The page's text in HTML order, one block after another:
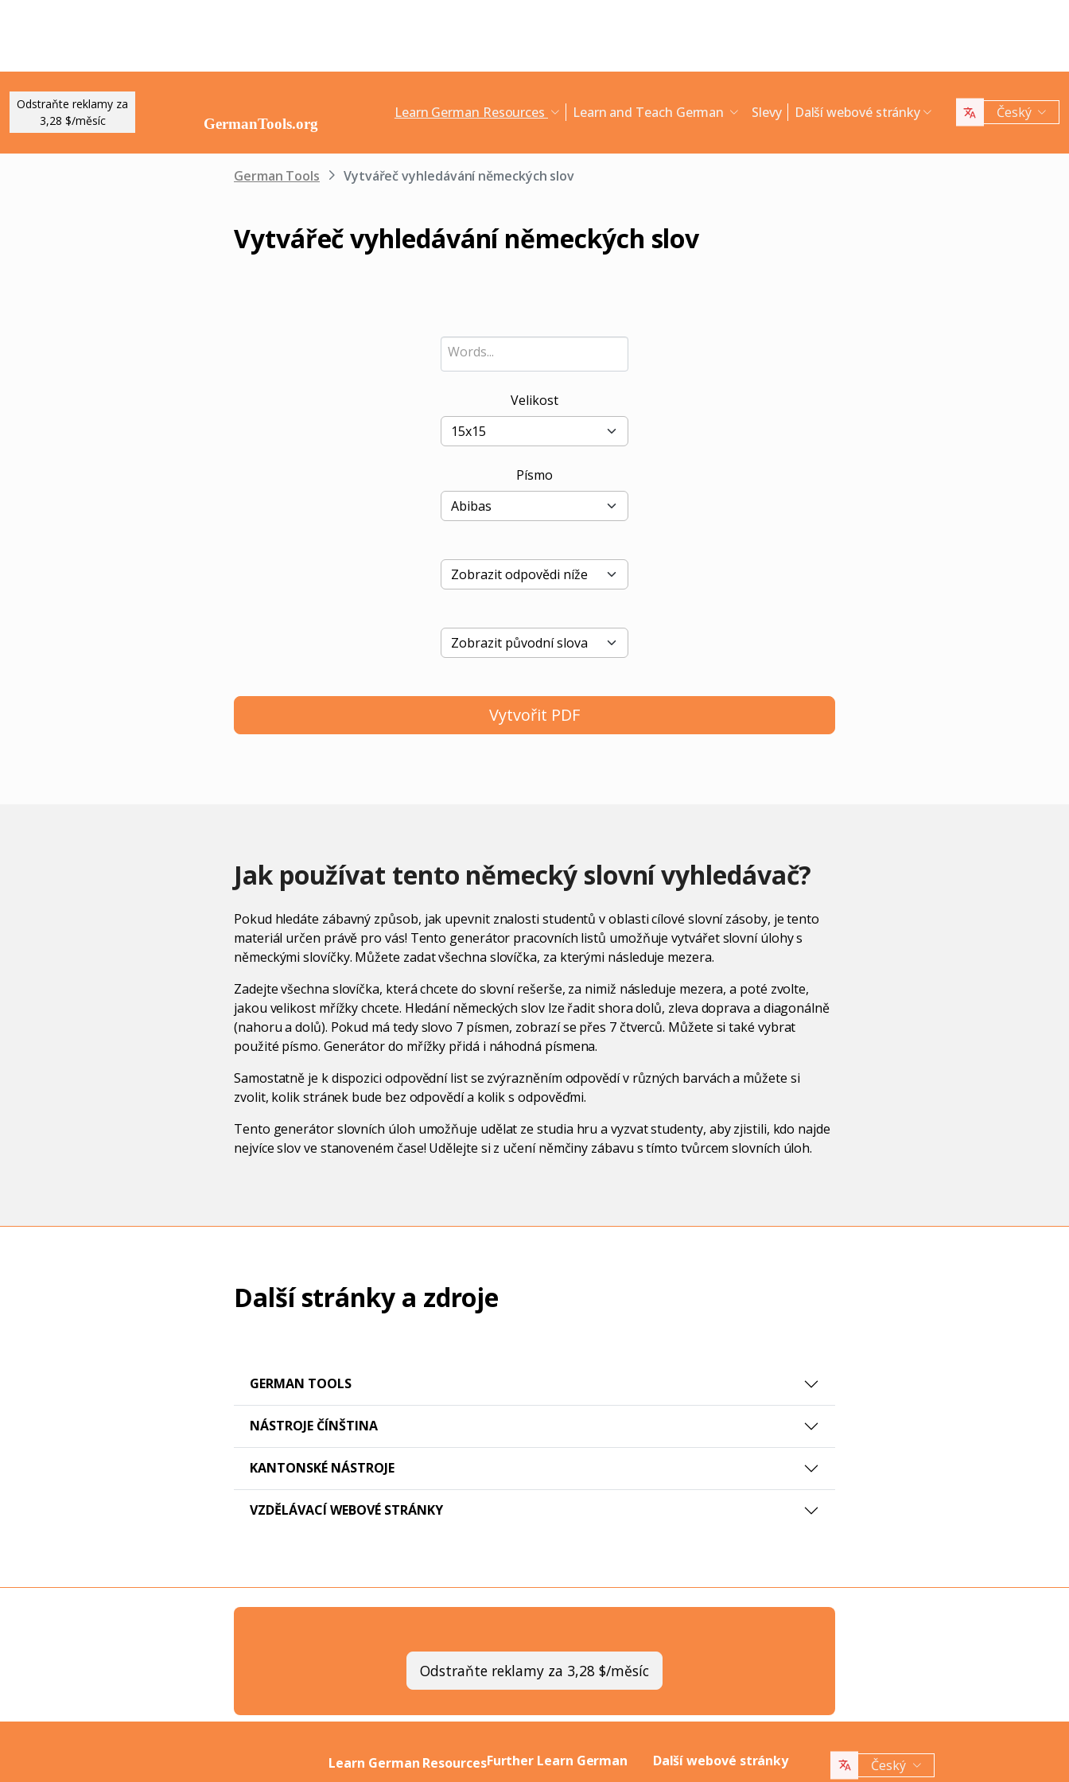
Odstraňte reklamy za
3,28 $/měsíc
Learn German Resources Learn and Teach German Slevy Další webové stránky Český
German Tools Vytvářeč vyhledávání německých slov
Vytvářeč vyhledávání německých slov
Velikost
Písmo
Vytvořit PDF
Jak používat tento německý slovní vyhledávač?
Pokud hledáte zábavný způsob, jak upevnit znalosti studentů v oblasti cílové slovní zásoby, je tento
materiál určen právě pro vás! Tento generátor pracovních listů umožňuje vytvářet slovní úlohy s
německými slovíčky. Můžete zadat všechna slovíčka, za kterými následuje mezera.
Zadejte všechna slovíčka, která chcete do slovní rešerše, za nimiž následuje mezera, a poté zvolte,
jakou velikost mřížky chcete. Hledání německých slov lze řadit shora dolů, zleva doprava a diagonálně
(nahoru a dolů). Pokud má tedy slovo 7 písmen, zobrazí se přes 7 čtverců. Můžete si také vybrat
použité písmo. Generátor do mřížky přidá i náhodná písmena.
Samostatně je k dispozici odpovědní list se zvýrazněním odpovědí v různých barvách a můžete si
zvolit, kolik stránek bude bez odpovědí a kolik s odpověďmi.
Tento generátor slovních úloh umožňuje udělat ze studia hru a vyzvat studenty, aby zjistili, kdo najde
nejvíce slov ve stanoveném čase! Udělejte si z učení němčiny zábavu s tímto tvůrcem slovních úloh.
Další stránky a zdroje
GERMAN TOOLS
NÁSTROJE ČÍNŠTINA
KANTONSKÉ NÁSTROJE
VZDĚLÁVACÍ WEBOVÉ STRÁNKY
Odstraňte reklamy za 3,28 $/měsíc
Learn German ResourcesFurther Learn German Další webové stránky Český